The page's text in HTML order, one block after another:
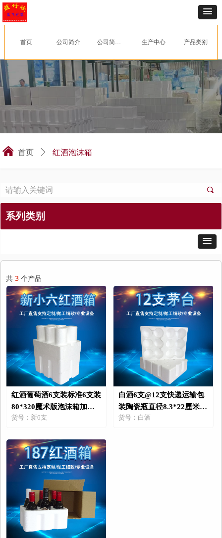
首页 公司简介 公司简介_09251144_822 生产中心 产品类别
낀 首页 ꄲ 红酒泡沫箱
系列类别
끠
共 3 个产品
红酒葡萄酒6支装标准6支装
80*320魔术版泡沫箱加纸
箱
货号：新6支
白酒6支@12支快递运输包
装陶瓷瓶直径8.3*22厘米泡
沫箱纸箱包装
货号：白酒